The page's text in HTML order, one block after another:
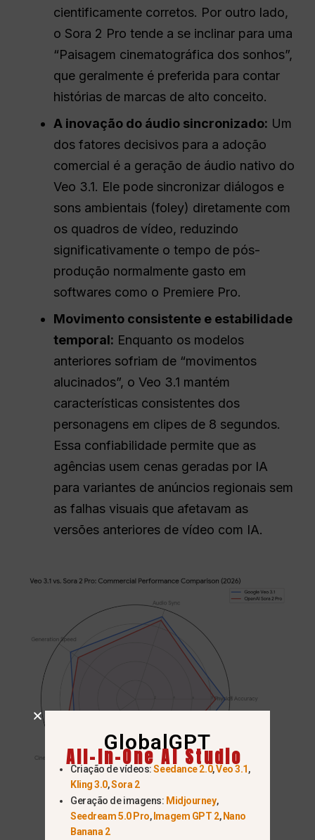
cientificamente corretos. Por outro lado,
o Sora 2 Pro tende a se inclinar para uma
“Paisagem cinematográfica dos sonhos”,
que geralmente é preferida para contar
histórias de marcas de alto conceito.
A inovação do áudio sincronizado: Um
dos fatores decisivos para a adoção
comercial é a geração de áudio nativo do
Veo 3.1. Ele pode sincronizar diálogos e
sons ambientais (foley) diretamente com
os quadros de vídeo, reduzindo
significativamente o tempo de pós-
produção normalmente gasto em
softwares como o Premiere Pro.
Movimento consistente e estabilidade
temporal: Enquanto os modelos
anteriores sofriam de “movimentos
alucinados”, o Veo 3.1 mantém
características consistentes dos
personagens em clipes de 8 segundos.
Essa confiabilidade permite que as
agências usem cenas geradas por IA
para variantes de anúncios regionais sem
as falhas visuais que afetavam as
versões anteriores de vídeo com IA.
GlobalGPT
All-In-One AI Studio
Criação de vídeos:Seedance 2.0,Veo 3.1,
Kling 3.0,Sora 2
Geração de imagens: Midjourney,
Seedream 5.0 Pro, Imagem GPT 2, Nano
Banana 2